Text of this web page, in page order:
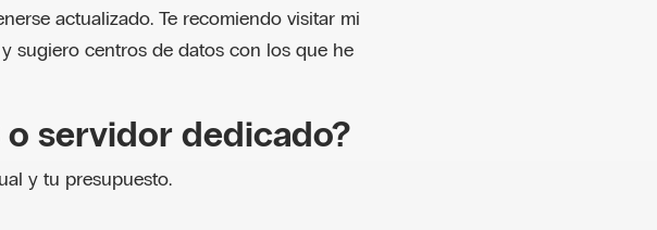
actualizado. Te recomiendo visitar mi
sugiero centros de datos con los que he
o servidor dedicado?
y tu presupuesto.